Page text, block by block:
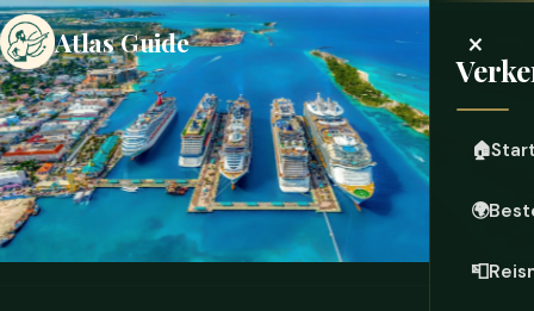
Atlas Guide ×
🏠
🌍
📮